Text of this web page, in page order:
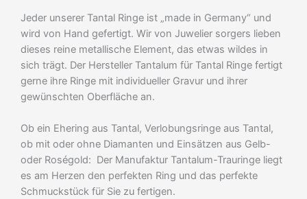
Jeder unserer Tantal Ringe ist „made in Germany“ und
wird von Hand gefertigt. Wir von Juwelier sorgers lieben
dieses reine metallische Element, das etwas wildes in
sich trägt. Der Hersteller Tantalum für Tantal Ringe fertigt
gerne ihre Ringe mit individueller Gravur und ihrer
gewünschten Oberfläche an.
Ob ein Ehering aus Tantal, Verlobungsringe aus Tantal,
ob mit oder ohne Diamanten und Einsätzen aus Gelb-
oder Roségold: Der Manufaktur Tantalum-Trauringe liegt
es am Herzen den perfekten Ring und das perfekte
Schmuckstück für Sie zu fertigen.